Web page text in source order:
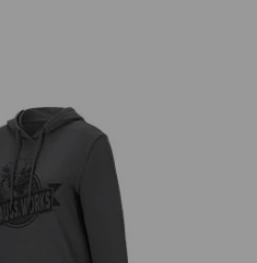
e.s.iconic works,